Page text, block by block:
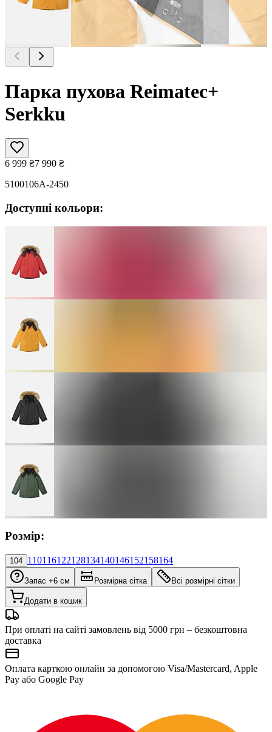
Парка пухова Reimatec+
Serkku
6 999 ₴7 990 ₴
5100106A-2450
Доступні кольори:
Розмір:
104 110116122128134140146152158164
Запас +6 см Розмірна сітка Всі розмірні сітки
Додати в кошик
При оплаті на сайті замовлень від 5000 грн – безкоштовна
доставка
Оплата карткою онлайн за допомогою Visa/Mastercard, Apple
Pay або Google Pay